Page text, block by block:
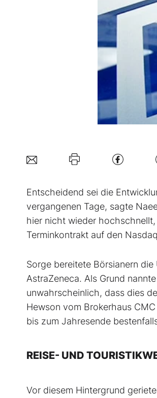
Kontakt
Entscheidend sei die
vergangenen Tage, sagte
hier nicht wieder
Terminkontrakt auf den
Sorge bereitete Börsianern
AstraZeneca. Als Grund
unwahrscheinlich, dass dies
Hewson vom Brokerhaus
bis zum Jahresende
REISE- UND
Vor diesem Hintergrund